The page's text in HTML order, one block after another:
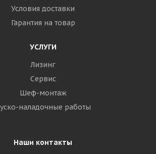
Условия доставки
Гарантия на товар
УСЛУГИ
Лизинг
Сервис
Шеф-монтаж
наладочные работы
Наши контакты